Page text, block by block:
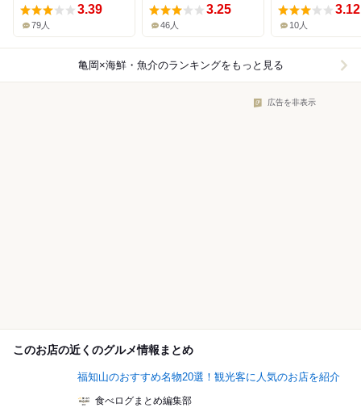
3.39
79人
3.25
46人
3.12
10人
亀岡×海鮮・魚介のランキングをもっと見る
広告を非表示
このお店の近くのグルメ情報まとめ
福知山のおすすめ名物20選！観光客に人気のお店を紹介
食べログまとめ編集部